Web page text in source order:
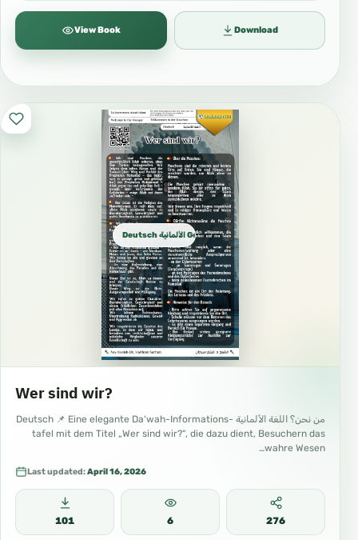
View Book Download
Deutsch الألمانية German
Wer sind wir?
tafel mit dem Titel „Wer sind wir?“, die dazu dient, Besuchern das
wahre Wesen…
Last updated:April 16, 2026
101 6 276